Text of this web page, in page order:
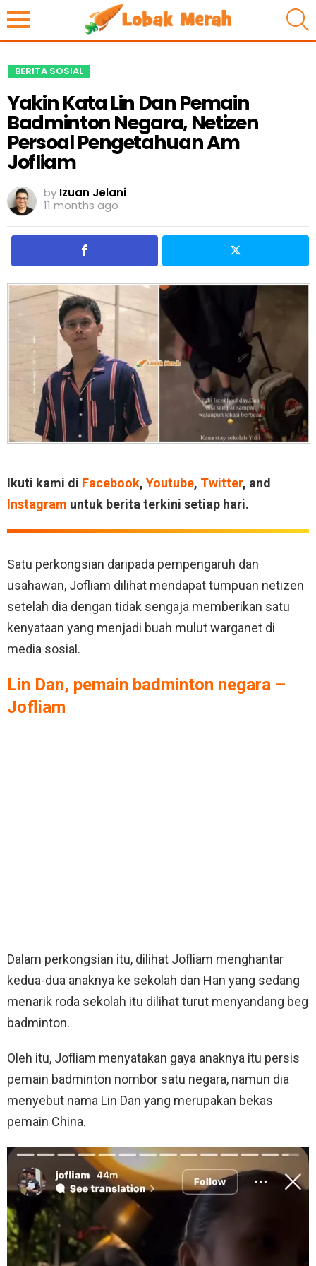
BERITA SOSIAL
Yakin Kata Lin Dan Pemain
Badminton Negara, Netizen
Persoal Pengetahuan Am
Jofliam
by Izuan Jelani
11 months ago
Ikuti kami di Facebook, Youtube, Twitter, and
Instagram untuk berita terkini setiap hari.
Satu perkongsian daripada pempengaruh dan
usahawan, Jofliam dilihat mendapat tumpuan netizen
setelah dia dengan tidak sengaja memberikan satu
kenyataan yang menjadi buah mulut warganet di
media sosial.
Lin Dan, pemain badminton negara –
Jofliam
Dalam perkongsian itu, dilihat Jofliam menghantar
kedua-dua anaknya ke sekolah dan Han yang sedang
menarik roda sekolah itu dilihat turut menyandang beg
badminton.
Oleh itu, Jofliam menyatakan gaya anaknya itu persis
pemain badminton nombor satu negara, namun dia
menyebut nama Lin Dan yang merupakan bekas
pemain China.
V
e
o